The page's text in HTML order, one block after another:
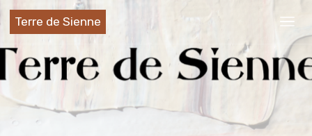
Terre de Sienne